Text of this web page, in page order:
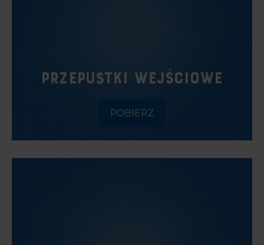
PRZEPUSTKI WEJŚCIOWE
POBIERZ